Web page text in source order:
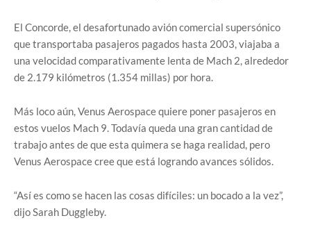
El Concorde, el desafortunado avión comercial supersónico
que transportaba pasajeros pagados hasta 2003, viajaba a
una velocidad comparativamente lenta de Mach 2, alrededor
de 2.179 kilómetros (1.354 millas) por hora.
Más loco aún, Venus Aerospace quiere poner pasajeros en
estos vuelos Mach 9. Todavía queda una gran cantidad de
trabajo antes de que esta quimera se haga realidad, pero
Venus Aerospace cree que está logrando avances sólidos.
“Así es como se hacen las cosas difíciles: un bocado a la vez”,
dijo Sarah Duggleby.